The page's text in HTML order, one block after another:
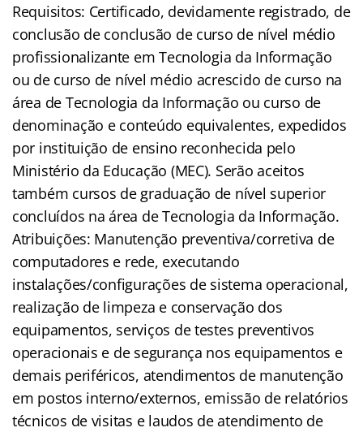
Requisitos: Certificado, devidamente registrado, de
conclusão de conclusão de curso de nível médio
profissionalizante em Tecnologia da Informação
ou de curso de nível médio acrescido de curso na
área de Tecnologia da Informação ou curso de
denominação e conteúdo equivalentes, expedidos
por instituição de ensino reconhecida pelo
Ministério da Educação (MEC). Serão aceitos
também cursos de graduação de nível superior
concluídos na área de Tecnologia da Informação.
Atribuições: Manutenção preventiva/corretiva de
computadores e rede, executando
instalações/configurações de sistema operacional,
realização de limpeza e conservação dos
equipamentos, serviços de testes preventivos
operacionais e de segurança nos equipamentos e
demais periféricos, atendimentos de manutenção
em postos interno/externos, emissão de relatórios
técnicos de visitas e laudos de atendimento de